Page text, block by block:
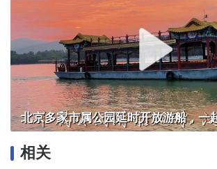
相关